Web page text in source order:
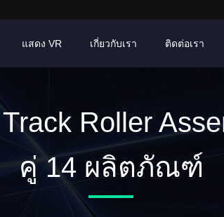
แสดง VR เกี่ยวกับเรา ติดต่อเรา
Roller
คู่ 14 ผลิตภัณฑ์